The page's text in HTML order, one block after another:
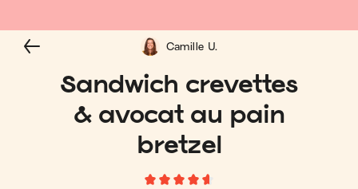
Sandwich crevettes
& avocat au pain
bretzel
Camille U.